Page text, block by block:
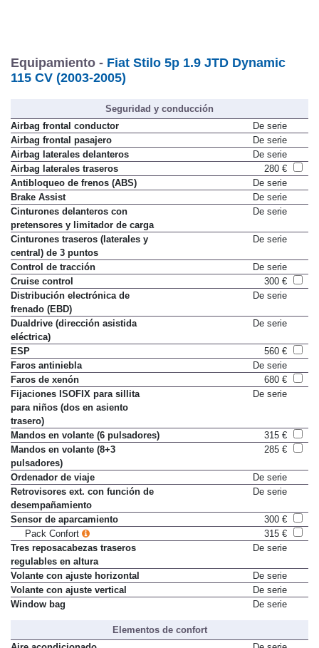
Equipamiento -Fiat Stilo 5p 1.9 JTD Dynamic
115 CV (2003-2005)
Seguridad y conducción
Airbag frontal conductor
De serie
Airbag frontal pasajero
De serie
Airbag laterales delanteros
De serie
Airbag laterales traseros
280 €
Antibloqueo de frenos (ABS)
De serie
Brake Assist
De serie
Cinturones delanteros con
pretensores y limitador de carga
Cinturones traseros (laterales y
central) de 3 puntos
Control de tracción
De serie
Cruise control
300 €
Distribución electrónica de
frenado (EBD)
Dualdrive (dirección asistida
eléctrica)
ESP
560 €
Faros antiniebla
De serie
Faros de xenón
680 €
Fijaciones ISOFIX para sillita
para niños (dos en asiento
trasero)
Mandos en volante (6 pulsadores)
315 €
Mandos en volante (8+3
pulsadores)
Ordenador de viaje
De serie
Retrovisores ext. con función de
desempañamiento
Sensor de aparcamiento
300 €
Pack Confort
315 €
Tres reposacabezas traseros
regulables en altura
Volante con ajuste horizontal
De serie
Volante con ajuste vertical
De serie
Elementos de confort